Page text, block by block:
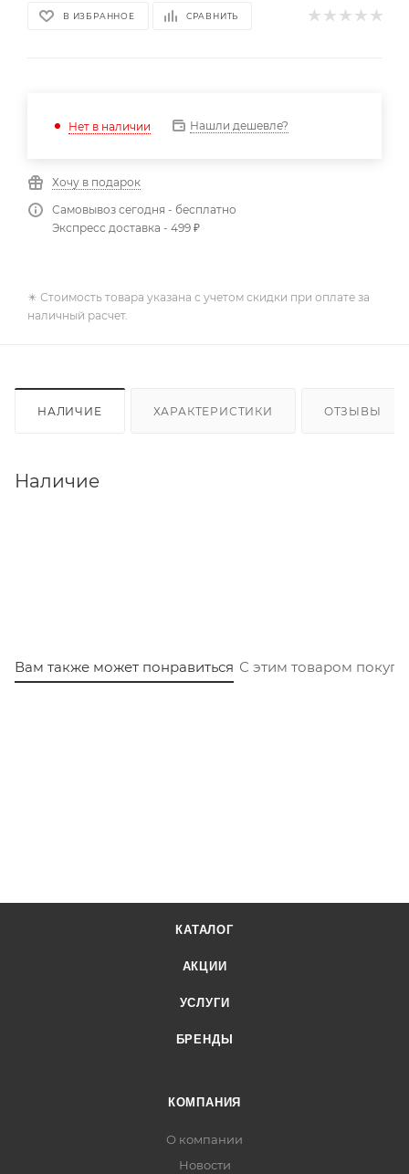
В ИЗБРАННОЕ СРАВНИТЬ
Нет в наличии Нашли дешевле?
Хочу в подарок
Самовывоз сегодня - бесплатно
Экспресс доставка - 499 ₽
✴️ Стоимость товара указана с учетом скидки при оплате за
наличный расчет.
НАЛИЧИЕ ХАРАКТЕРИСТИКИ ОТЗЫВЫ
Наличие
Вам также может понравиться С этим товаром
КАТАЛОГ
АКЦИИ
УСЛУГИ
БРЕНДЫ
КОМПАНИЯ
О компании
Новости